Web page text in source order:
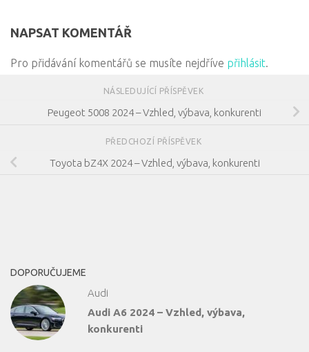
NAPSAT KOMENTÁŘ
Pro přidávání komentářů se musíte nejdříve přihlásit.
NÁSLEDUJÍCÍ PŘÍSPĚVEK
Peugeot 5008 2024 – Vzhled, výbava, konkurenti
PŘEDCHOZÍ PŘÍSPĚVEK
Toyota bZ4X 2024 – Vzhled, výbava, konkurenti
DOPORUČUJEME
Audi
Audi A6 2024 – Vzhled, výbava,
konkurenti